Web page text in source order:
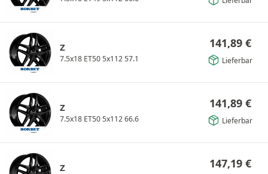
Z
7.5x18 ET50 5x112 57.1
141,89 €
Lieferbar
Z
7.5x18 ET50 5x112 66.6
141,89 €
Lieferbar
Z 147,19 €